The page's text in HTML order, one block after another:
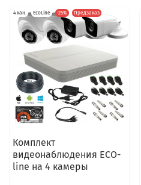
4 кан. EcoLine -25% Предзаказ
Комплект
видеонаблюдения ECO-
line на 4 камеры